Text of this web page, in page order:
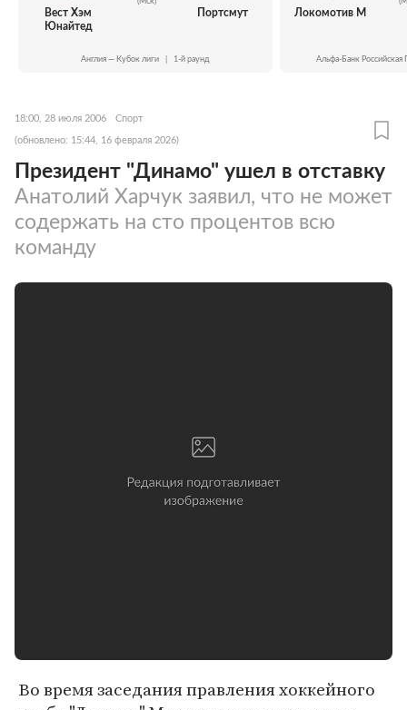
Вест Хэм
Юнайтед
Портсмут
Англия — Кубок лиги 1-й раунд
Локомотив М
Альфа-Банк Российская
18:00, 28 июля 2006 Спорт
(обновлено: 15:44, 16 февраля 2026)
Президент "Динамо" ушел в отставку
Анатолий Харчук заявил, что не может
содержать на сто процентов всю
команду
Во время заседания правления хоккейного